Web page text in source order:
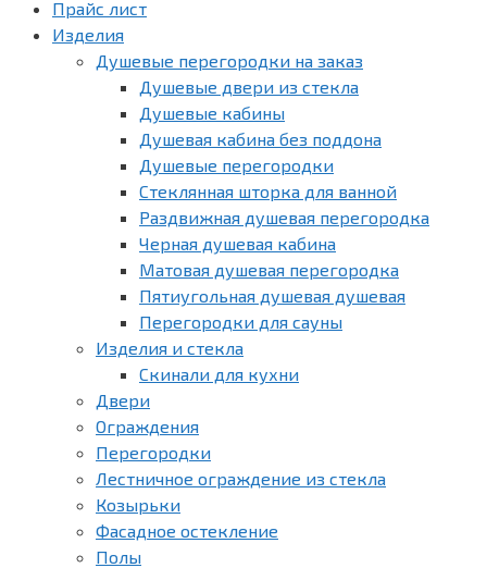
Прайс лист
Изделия
Душевые перегородки на заказ
Душевые двери из стекла
Душевые кабины
Душевая кабина без поддона
Душевые перегородки
Стеклянная шторка для ванной
Раздвижная душевая перегородка
Черная душевая кабина
Матовая душевая перегородка
Пятиугольная душевая душевая
Перегородки для сауны
Изделия и стекла
Скинали для кухни
Двери
Ограждения
Перегородки
Лестничное ограждение из стекла
Козырьки
Фасадное остекление
Полы